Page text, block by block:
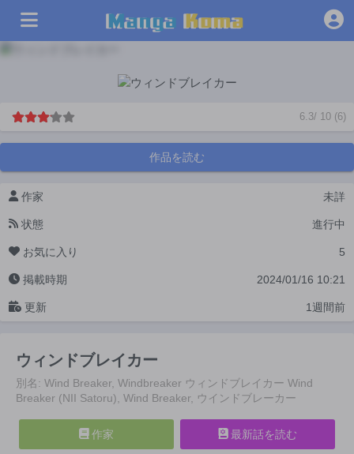
6.3/ 10 (6)
作品を読む
作家 未詳
状態 進行中
お気に入り 5
掲載時期 2024/01/16 10:21
更新 1週間前
ウィンドブレイカー
別名: Wind Breaker, Windbreaker ウィンドブレイカー Wind
Breaker (NII Satoru), Wind Breaker, ウインドブレーカー
作家 最新話を読む